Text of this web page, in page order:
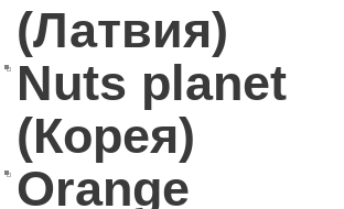
(Латвия)
Nuts planet
(Корея)
Orange